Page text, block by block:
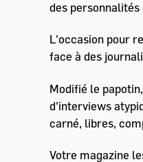
des personnalités
L'occasion pour
face à des
Modifié le
d'interviews
carné, libres,
Votre magazine